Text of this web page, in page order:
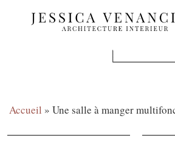
Accueil » Une salle à manger